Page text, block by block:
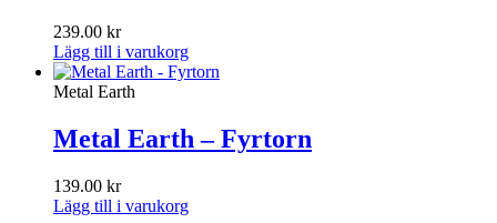
239.00 kr
Lägg till i varukorg
Metal Earth
Metal Earth – Fyrtorn
139.00 kr
Lägg till i varukorg